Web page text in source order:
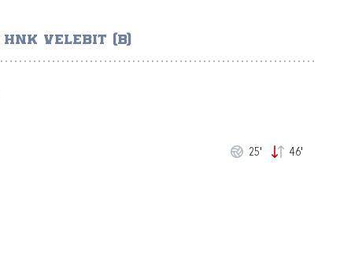
HNK VELEBIT (B)
25' 46'